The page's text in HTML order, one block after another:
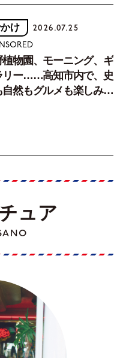
け 2026.07.25
植物園、モーニング、ギ
リー……高知市内で、史
自然もグルメも楽しみ尽
ュア